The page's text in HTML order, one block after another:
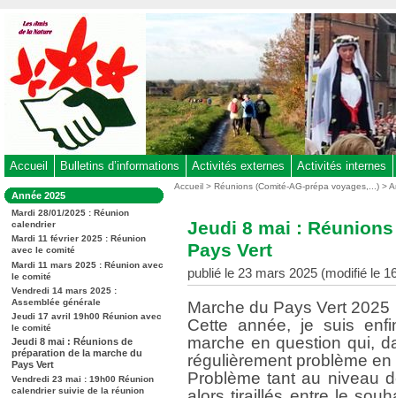
au
contenu
-
Aller
au
menu
-
à
la
recherche
Accueil Bulletins d’informations Activités externes Activités internes
Dans
la
rubrique
:
Année 2025
Mardi 28/01/2025 : Réunion
calendrier
Mardi 11 février 2025 : Réunion
avec le comité
Mardi 11 mars 2025 : Réunion avec
le comité
Vendredi 14 mars 2025 :
Assemblée générale
Jeudi 17 avril 19h00 Réunion avec
le comité
Jeudi 8 mai : Réunions de
préparation de la marche du
Pays Vert
Vendredi 23 mai : 19h00 Réunion
calendrier suivie de la réunion
Vous
Accueil >Réunions (Comité-AG-prépa voyages,...) >
Jeudi 8 mai :
Pays Vert
publié le 23 mars 2025 (modifié le
Marche du Pays Vert 2025
Cette année, je suis
marche en question qui,
régulièrement problème
Problème tant au niveau